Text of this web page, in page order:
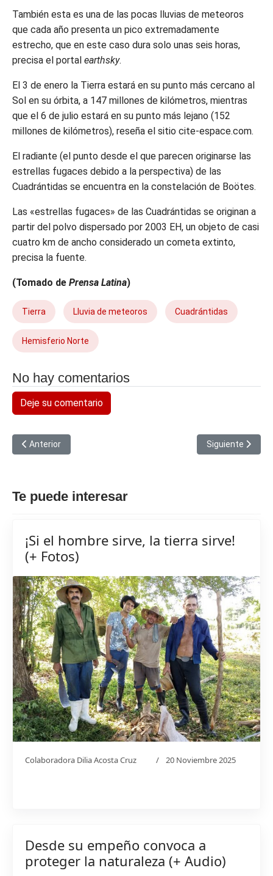
También esta es una de las pocas lluvias de meteoros
que cada año presenta un pico extremadamente
estrecho, que en este caso dura solo unas seis horas,
precisa el portal earthsky.
El 3 de enero la Tierra estará en su punto más cercano al
Sol en su órbita, a 147 millones de kilómetros, mientras
que el 6 de julio estará en su punto más lejano (152
millones de kilómetros), reseña el sitio cite-espace.com.
El radiante (el punto desde el que parecen originarse las
estrellas fugaces debido a la perspectiva) de las
Cuadrántidas se encuentra en la constelación de Boötes.
Las «estrellas fugaces» de las Cuadrántidas se originan a
partir del polvo dispersado por 2003 EH, un objeto de casi
cuatro km de ancho considerado un cometa extinto,
precisa la fuente.
(Tomado de Prensa Latina)
Tierra Lluvia de meteoros Cuadrántidas
Hemisferio Norte
No hay comentarios
Deje su comentario
Artículo anterior: Estudio corrobora que robots ayudan a los
Anterior Artículo
Siguiente
Te puede interesar
¡Si el hombre sirve, la tierra sirve!
(+ Fotos)
Colaboradora Dilia Acosta Cruz 20 Noviembre 2025
Desde su empeño convoca a
proteger la naturaleza (+ Audio)